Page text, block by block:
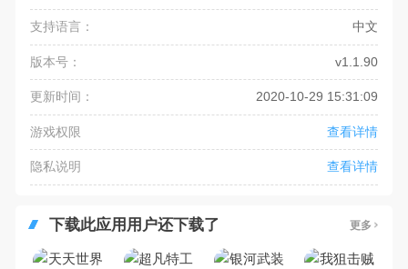
支持语言： 中文
版本号： v1.1.90
更新时间： 2020-10-29 15:31:09
游戏权限 查看详情
隐私说明 查看详情
下载此应用用户还下载了 更多